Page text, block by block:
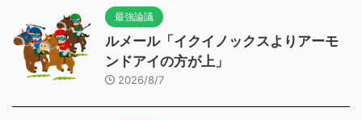
最強論議
ルメール「イクイノックスよりアーモ
ンドアイの方が上」
2026/8/7